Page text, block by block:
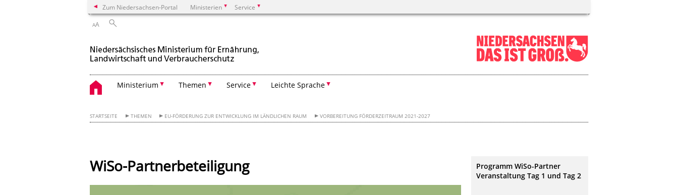
Zum Niedersachsen-Portal Ministerien Service
AA
Ministerium Themen Service Leichte Sprache
STARTSEITE THEMEN EU-FÖRDERUNG ZUR ENTWICKLUNG IM LÄNDLICHEN RAUM VORBEREITUNG FÖRDERZEITRAUM 2021-2027
WiSo-Partnerbeteiligung
Programm WiSo-Partner
Veranstaltung Tag 1 und Tag 2